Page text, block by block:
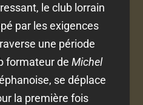
le club lorrain
par les exigences
une période
formateur deMichel
se déplace
la première fois